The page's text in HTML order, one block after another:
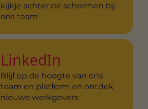
kijkje achter de schermen bij
ons team
LinkedIn
Blijf op de hoogte van ons
team en platform en ontdek
nieuwe werkgevers